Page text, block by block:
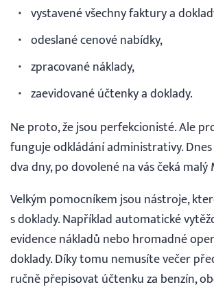
vystavené všechny faktury a
odeslané cenové nabídky,
zpracované náklady,
zaevidované účtenky a doklady.
Ne proto, že jsou perfekcionisté. Ale
funguje odkládání administrativy.
dva dny, po dovolené na vás čeká
Velkým pomocníkem jsou nástroje,
s doklady. Například automatické
evidence nákladů nebo hromadné
doklady. Díky tomu nemusíte večer
ručně přepisovat účtenku za benzín,